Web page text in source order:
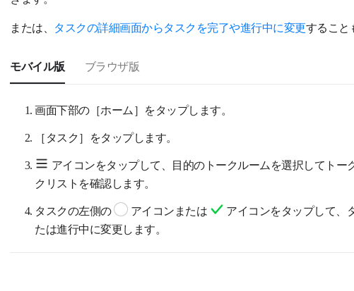
または、 タスクの詳細画面からタスクを完了や進行中に変更すること
モバイル版 ブラウザ版
画面下部の［ホーム］をタップします。
［タスク］をタップします。
アイコンをタップして、目的のトークルームを選択してトー
クリストを確認します。
タスクの左側の
アイコンまたは
アイコンをタップして、
たは進行中に変更します。